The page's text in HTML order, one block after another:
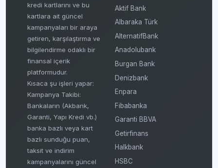
kredi kartlarını ve bu
kartlara ait güncel
kampanyaları bir araya
getiren, karşılaştırma ve
bilgilendirme odaklı bir
finansal içerik
platformudur.
Kısaca şu işleri yapar:
Kampanya Takibi:
Bankaların (Akbank,
Garanti, Yapı Kredi vb.)
banka bazlı veya kart
bazlı sunduğu puan,
taksit ve indirim
kampanyalarını güncel
Aktif Bank
Albaraka Türk
AlternatifBank
Anadolubank
Burgan Bank
Denizbank
Enpara
Fibabanka
Garanti BBVA
Getirfinans
Halkbank
HSBC